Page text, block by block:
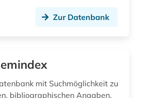
chemische verbindungen (1)
Zur Datenbank
mit Suchmöglichkeit zu
bibliographischen Angaben,